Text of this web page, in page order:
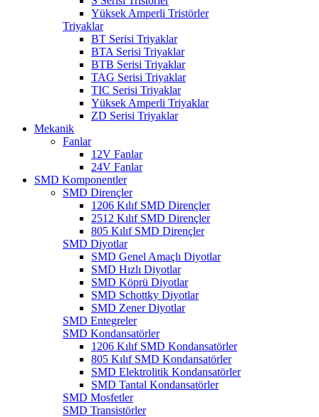
Yüksek Amperli Tristörler
Triyaklar
BT Serisi Triyaklar
BTA Serisi Triyaklar
BTB Serisi Triyaklar
TAG Serisi Triyaklar
TIC Serisi Triyaklar
Yüksek Amperli Triyaklar
ZD Serisi Triyaklar
Mekanik
Fanlar
12V Fanlar
24V Fanlar
SMD Komponentler
SMD Dirençler
1206 Kılıf SMD Dirençler
2512 Kılıf SMD Dirençler
805 Kılıf SMD Dirençler
SMD Diyotlar
SMD Genel Amaçlı Diyotlar
SMD Hızlı Diyotlar
SMD Köprü Diyotlar
SMD Schottky Diyotlar
SMD Zener Diyotlar
SMD Entegreler
SMD Kondansatörler
1206 Kılıf SMD Kondansatörler
805 Kılıf SMD Kondansatörler
SMD Elektrolitik Kondansatörler
SMD Tantal Kondansatörler
SMD Mosfetler
SMD Transistörler